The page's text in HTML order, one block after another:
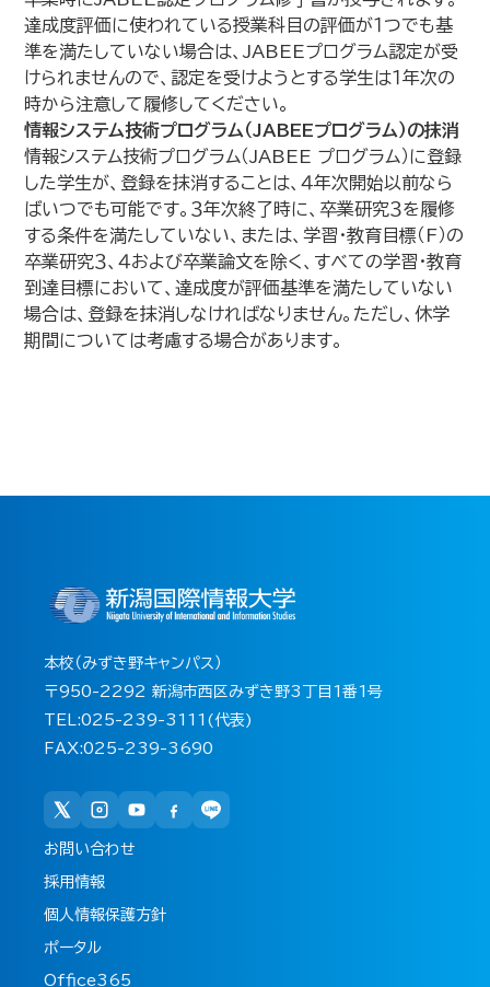
達成度評価に使われている授業科目の評価が１つでも基
準を満たしていない場合は、JABEEプログラム認定が受
けられませんので、認定を受けようとする学生は１年次の
時から注意して履修してください。
情報システム技術プログラム（JABEEプログラム）の抹消
情報システム技術プログラム（JABEE プログラム）に登録
した学生が、登録を抹消することは、４年次開始以前なら
ばいつでも可能です。３年次終了時に、卒業研究３を履修
する条件を満たしていない、または、学習・教育目標（F）の
卒業研究３、４および卒業論文を除く、すべての学習・教育
到達目標において、達成度が評価基準を満たしていない
場合は、登録を抹消しなければなりません。ただし、休学
期間については考慮する場合があります。
本校（みずき野キャンパス）
〒950-2292 新潟市西区みずき野3丁目1番1号
TEL:025-239-3111(代表)
FAX:025-239-3690
お問い合わせ
採用情報
個人情報保護方針
ポータル
Office365